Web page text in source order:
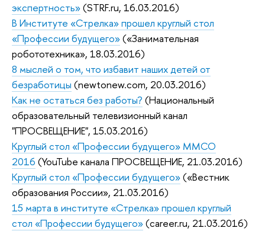
экспертность»(STRF.ru, 16.03.2016)
В Институте «Стрелка» прошел круглый стол
«Профессии будущего»(«Занимательная
робототехника», 18.03.2016)
8 мыслей о том, что избавит наших детей от
безработицы (newtonew.com, 20.03.2016)
Как не остаться без работы? (Национальный
образовательный телевизионный канал
"ПРОСВЕЩЕНИЕ", 15.03.2016)
Круглый стол «Профессии будущего» ММСО
2016 (YouTube канала ПРОСВЕЩЕНИЕ, 21.03.2016)
Круглый стол «Профессии будущего»(«Вестник
образования России», 21.03.2016)
15 марта в институте «Стрелка» прошел круглый
стол «Профессии будущего»(career.ru, 21.03.2016)